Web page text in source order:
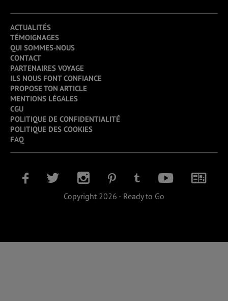
ACTUALITÉS
TÉMOIGNAGES
QUI SOMMES-NOUS
CONTACT
PARTENAIRES VOYAGE
ILS NOUS FONT CONFIANCE
PROPOSE TON ARTICLE
MENTIONS LÉGALES
CGU
POLITIQUE DE CONFIDENTIALITÉ
POLITIQUE DES COOKIES
FAQ
Copyright 2026 - Ready to Go